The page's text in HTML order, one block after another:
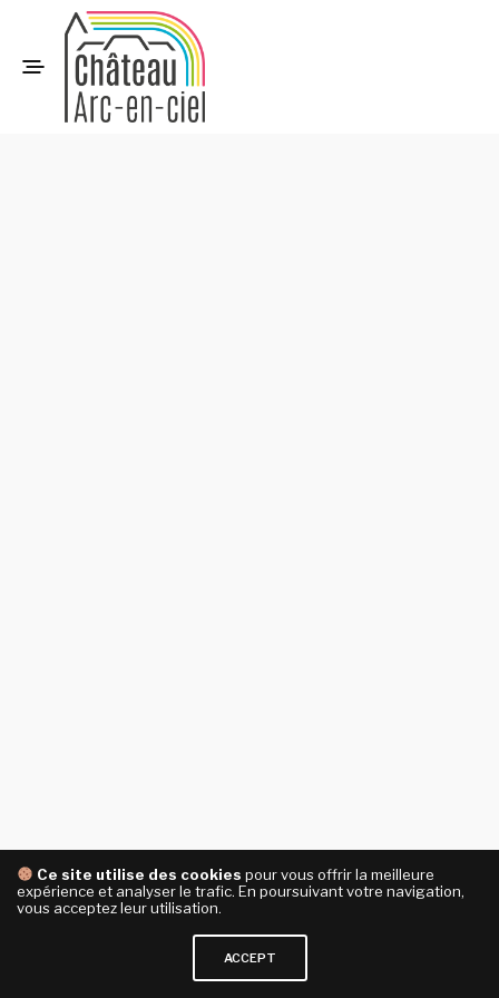
Ce site utilise des cookies pour vous offrir la meilleure
expérience et analyser le trafic. En poursuivant votre navigation,
vous acceptez leur utilisation.
ACCEPT